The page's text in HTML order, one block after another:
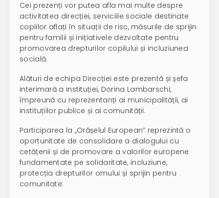
Cei prezenți vor putea afla mai multe despre
activitatea direcției, serviciile sociale destinate
copiilor aflați în situații de risc, măsurile de sprijin
pentru familii și inițiativele dezvoltate pentru
promovarea drepturilor copilului și incluziunea
socială.
Alături de echipa Direcției este prezentă și șefa
interimară a instituției, Dorina Lambarschi,
împreună cu reprezentanți ai municipalității, ai
instituțiilor publice și ai comunității.
Participarea la „Orășelul European” reprezintă o
oportunitate de consolidare a dialogului cu
cetățenii și de promovare a valorilor europene
fundamentate pe solidaritate, incluziune,
protecția drepturilor omului și sprijin pentru
comunitate.